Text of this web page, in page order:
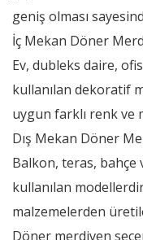
geniş olması
İç Mekan Döner
Ev, dubleks daire,
kullanılan dekoratif
uygun farklı renk ve
Dış Mekan Döner
Balkon, teras, bahçe
kullanılan
malzemelerden
Döner merdiven